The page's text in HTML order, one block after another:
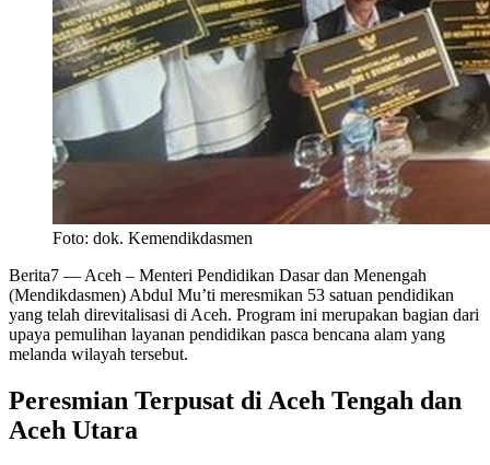
Foto: dok. Kemendikdasmen
Berita7 — Aceh – Menteri Pendidikan Dasar dan Menengah
(Mendikdasmen) Abdul Mu’ti meresmikan 53 satuan pendidikan
yang telah direvitalisasi di Aceh. Program ini merupakan bagian dari
upaya pemulihan layanan pendidikan pasca bencana alam yang
melanda wilayah tersebut.
Peresmian Terpusat di Aceh Tengah dan
Aceh Utara